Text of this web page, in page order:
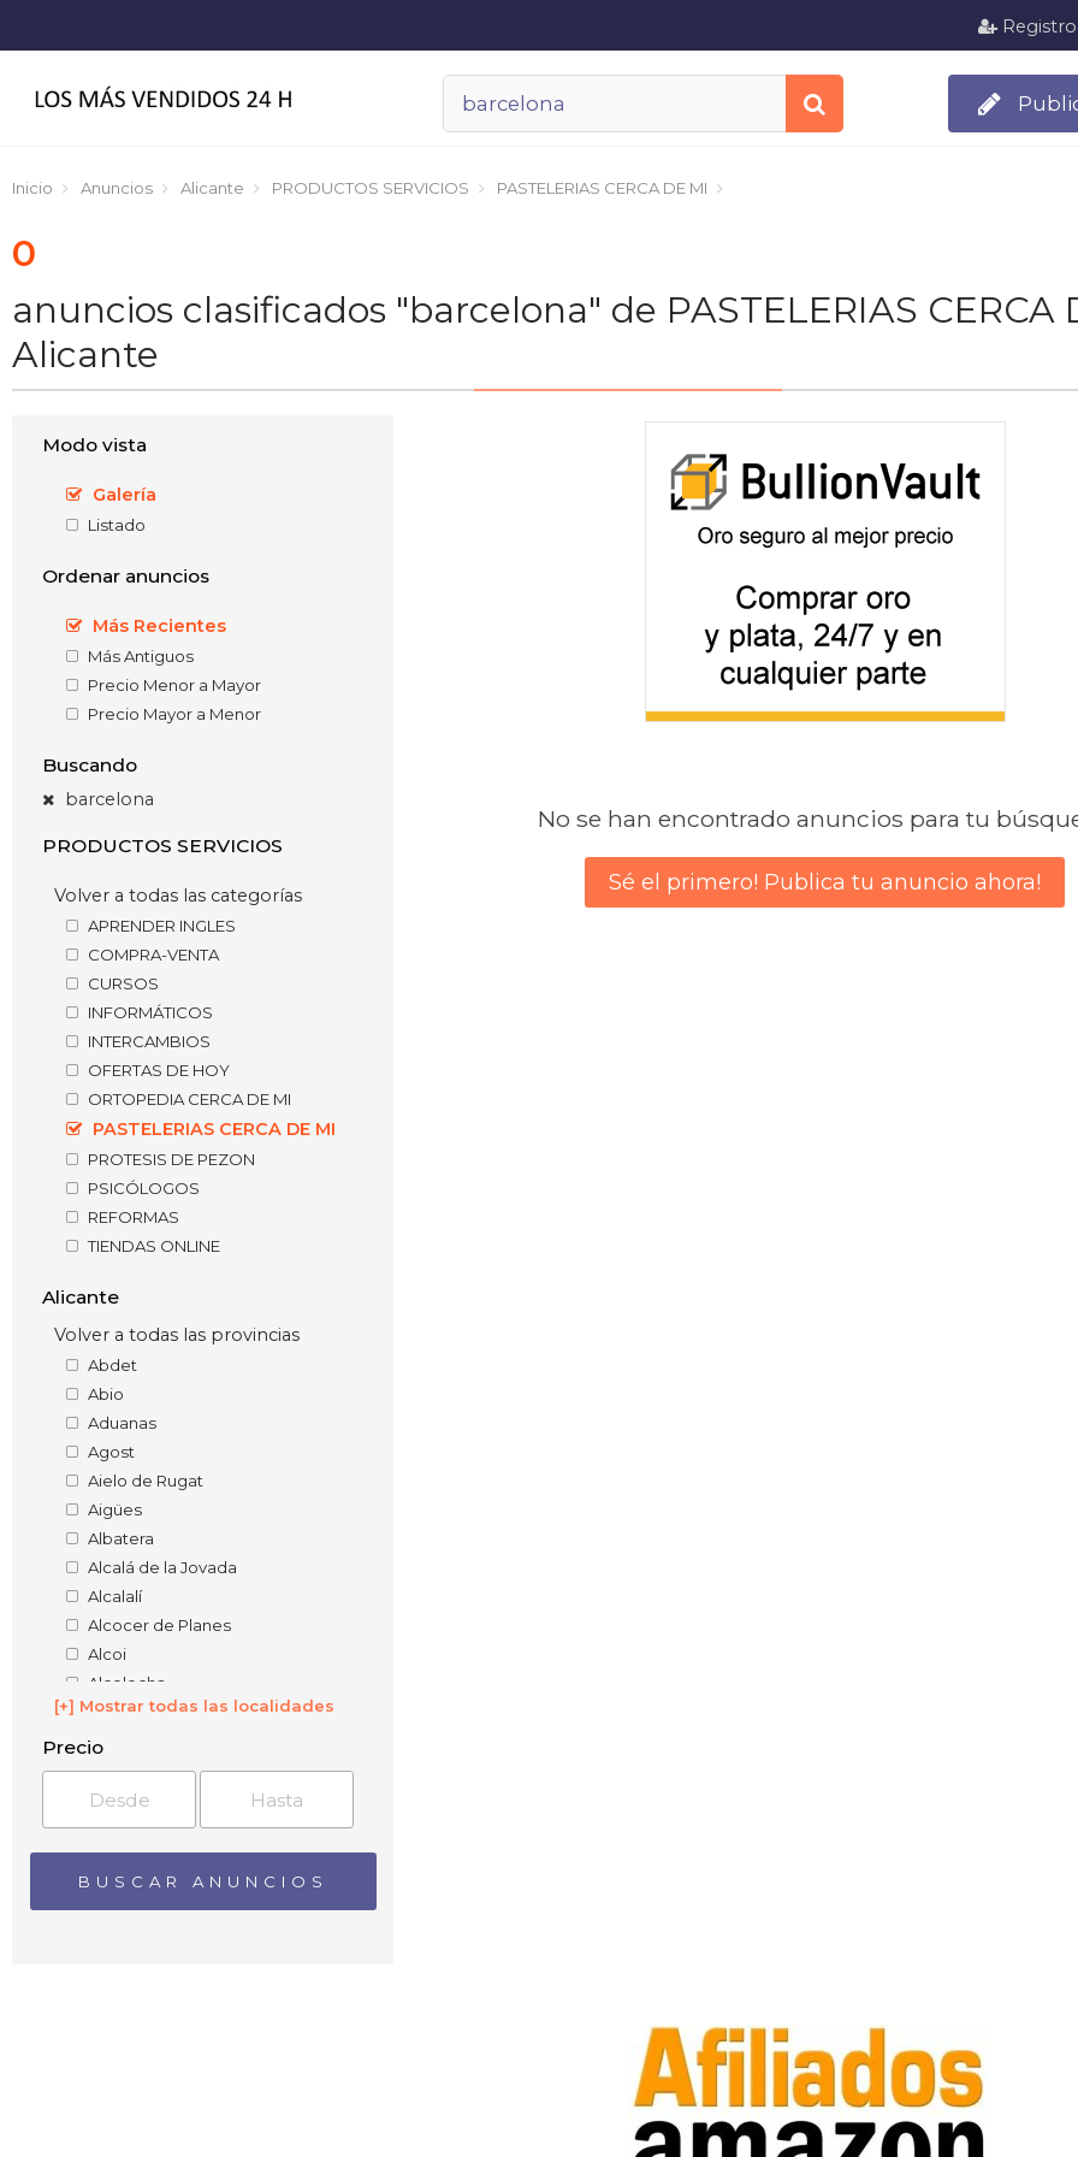
Registro
Inicio Anuncios Alicante PRODUCTOS SERVICIOS PASTELERIAS CERCA DE MI
0
anuncios clasificados "barcelona" de PASTELERIAS CERCA
Alicante
Modo vista
Galería
Listado
Ordenar anuncios
Más Recientes
Más Antiguos
Precio Menor a Mayor
Precio Mayor a Menor
Buscando
barcelona
PRODUCTOS SERVICIOS
Volver a todas las categorías
APRENDER INGLES
COMPRA-VENTA
CURSOS
INFORMÁTICOS
INTERCAMBIOS
OFERTAS DE HOY
ORTOPEDIA CERCA DE MI
PASTELERIAS CERCA DE MI
PROTESIS DE PEZON
PSICÓLOGOS
REFORMAS
TIENDAS ONLINE
Alicante
Volver a todas las provincias
Abdet
Abio
Aduanas
Agost
Aielo de Rugat
Aigües
Albatera
Alcalá de la Jovada
Alcalalí
Alcocer de Planes
Alcoi
Alcolecha
Alcoraya
Alcoyes
Alcudia
Alecua
Alfarería
Alfatares
Alforins
Algorfa
[+] Mostrar todas las localidades
Precio
No se han encontrado anuncios para tu
Sé el primero! Publica tu anuncio ahora!